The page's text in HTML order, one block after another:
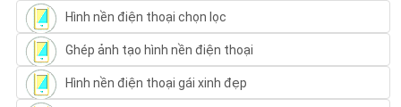
Hình nền điện thoại chọn lọc
Ghép ảnh tạo hình nền điện thoại
Hình nền điện thoại gái xinh đẹp